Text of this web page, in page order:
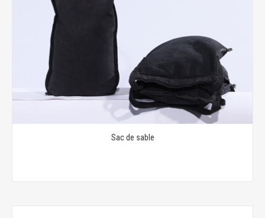
Sac de sable